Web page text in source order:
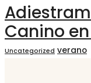
Canino
Uncategorized verano